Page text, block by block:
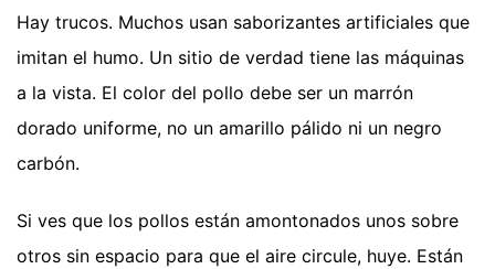
Hay trucos. Muchos usan saborizantes artificiales que
imitan el humo. Un sitio de verdad tiene las máquinas
a la vista. El color del pollo debe ser un marrón
dorado uniforme, no un amarillo pálido ni un negro
carbón.
Si ves que los pollos están amontonados unos sobre
otros sin espacio para que el aire circule, huye. Están